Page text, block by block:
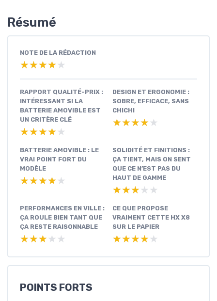
Résumé
NOTE DE LA RÉDACTION
★★★★★
★★★★★
RAPPORT QUALITÉ-PRIX :
INTÉRESSANT SI LA
BATTERIE AMOVIBLE EST
UN CRITÈRE CLÉ
★★★★★
★★★★★
DESIGN ET ERGONOMIE :
SOBRE, EFFICACE, SANS
CHICHI
★★★★★
★★★★★
BATTERIE AMOVIBLE : LE
VRAI POINT FORT DU
MODÈLE
★★★★★
★★★★★
SOLIDITÉ ET FINITIONS :
ÇA TIENT, MAIS ON SENT
QUE CE N’EST PAS DU
HAUT DE GAMME
★★★★★
★★★★★
PERFORMANCES EN VILLE :
ÇA ROULE BIEN TANT QUE
ÇA RESTE RAISONNABLE
★★★★★
★★★★★
CE QUE PROPOSE
VRAIMENT CETTE HX X8
SUR LE PAPIER
★★★★★
★★★★★
POINTS FORTS